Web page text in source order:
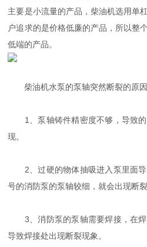
主要是小流量的产品，柴油机选用单
户追求的是价格低廉的产品，所以整
低端的产品。
柴油机水泵的泵轴突然断裂的原因
1、泵轴铸件精密度不够，导致的
现。
2、过硬的物体抽吸进入泵里面导
号的消防泵的泵轴较细，就会出现断裂
3、消防泵的泵轴需要焊接，在焊
导致焊接处出现断裂现象。